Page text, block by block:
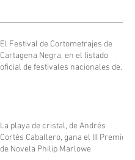
oficial de festivales nacionales de
los Goya.